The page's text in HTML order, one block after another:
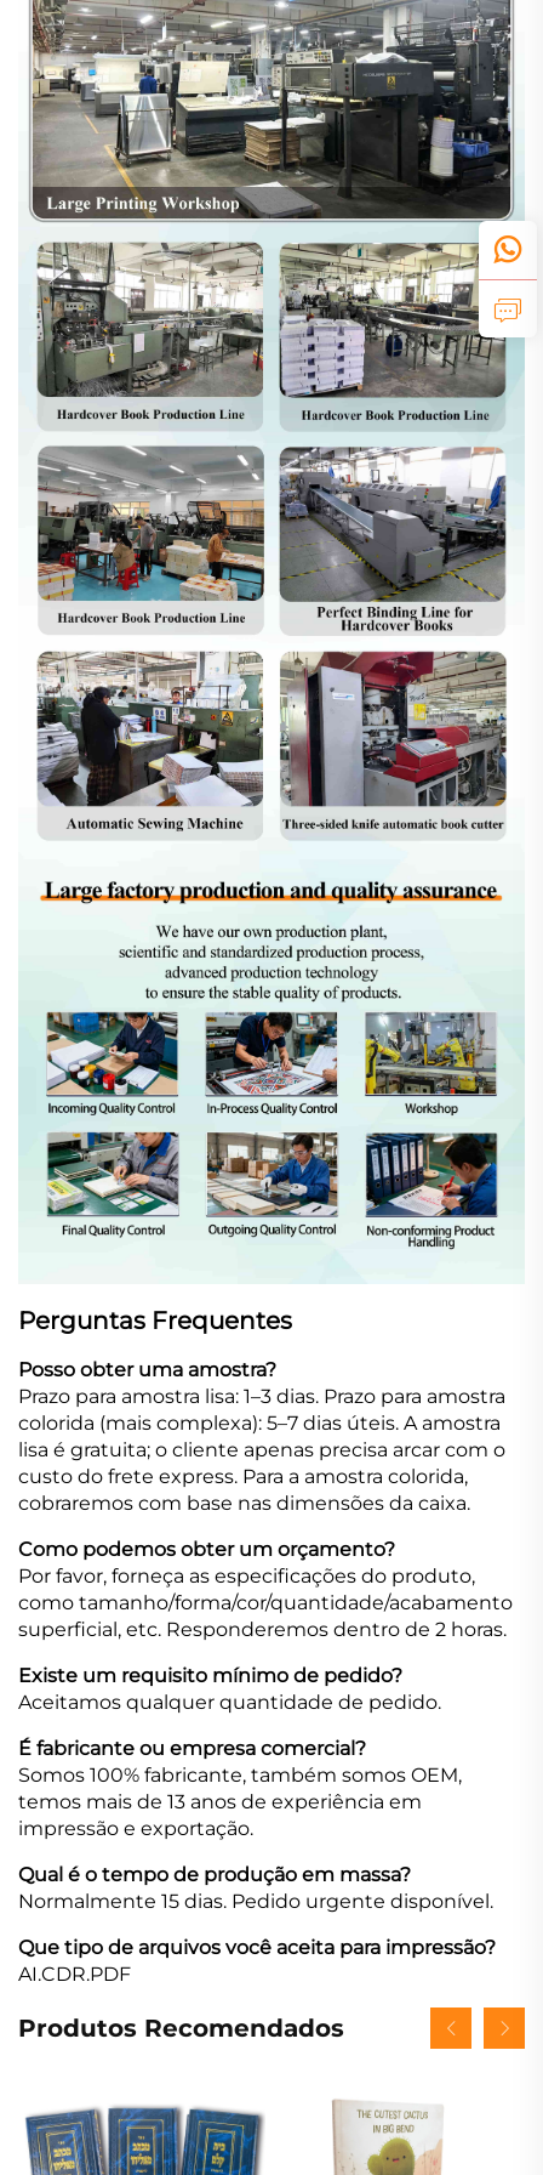
Perguntas Frequentes
Posso obter uma amostra?
Prazo para amostra lisa: 1–3 dias. Prazo para amostra
colorida (mais complexa): 5–7 dias úteis. A amostra
lisa é gratuita; o cliente apenas precisa arcar com o
custo do frete express. Para a amostra colorida,
cobraremos com base nas dimensões da caixa.
Como podemos obter um orçamento?
Por favor, forneça as especificações do produto,
como tamanho/forma/cor/quantidade/acabamento
superficial, etc. Responderemos dentro de 2 horas.
Existe um requisito mínimo de pedido?
Aceitamos qualquer quantidade de pedido.
É fabricante ou empresa comercial?
Somos 100% fabricante, também somos OEM,
temos mais de 13 anos de experiência em
impressão e exportação.
Qual é o tempo de produção em massa?
Normalmente 15 dias. Pedido urgente disponível.
Que tipo de arquivos você aceita para impressão?
AI.CDR.PDF
Produtos Recomendados